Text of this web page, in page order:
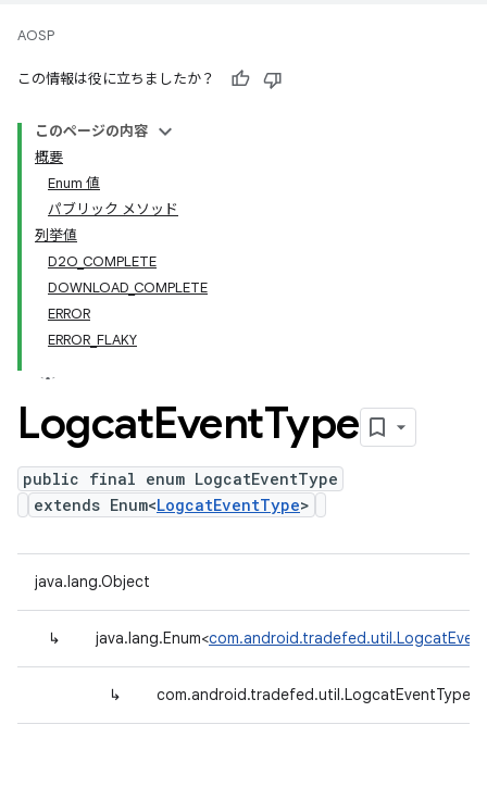
AOSP
この情報は役に立ちましたか？
このページの内容
概要
Enum 値
パブリック メソッド
列挙値
D2O_COMPLETE
DOWNLOAD_COMPLETE
ERROR
ERROR_FLAKY
LogcatEventType
public final enum LogcatEventType
extends Enum<LogcatEventType>
java.lang.Object
↳ java.lang.Enum<
↳ com.android.tradefed.util.LogcatEventType